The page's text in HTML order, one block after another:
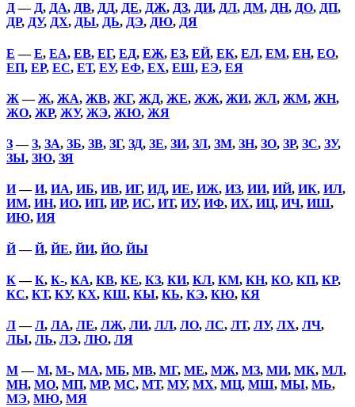
Д— Д, ДА, ДВ, ДД, ДЕ, ДЖ, ДЗ, ДИ, ДЛ, ДМ, ДН, ДО, ДП,
ДР, ДУ, ДХ, ДЫ, ДЬ, ДЭ, ДЮ, ДЯ
Е —Е, ЕА, ЕВ, ЕГ, ЕД, ЕЖ, ЕЗ, ЕЙ, ЕК, ЕЛ, ЕМ, ЕН, ЕО,
ЕП, ЕР, ЕС, ЕТ, ЕУ, ЕФ, ЕХ, ЕШ, ЕЭ, ЕЯ
Ж —Ж, ЖА, ЖВ, ЖГ, ЖД, ЖЕ, ЖЖ, ЖИ, ЖЛ, ЖМ, ЖН,
ЖО, ЖР, ЖУ, ЖЭ, ЖЮ, ЖЯ
З—З, ЗА, ЗБ, ЗВ, ЗГ, ЗД, ЗЕ, ЗИ, ЗЛ, ЗМ, ЗН, ЗО, ЗР, ЗС, ЗУ,
ЗЫ, ЗЮ, ЗЯ
И—И, ИА, ИБ, ИВ, ИГ, ИД, ИЕ, ИЖ, ИЗ, ИИ, ИЙ, ИК, ИЛ,
ИМ, ИН, ИО, ИП, ИР, ИС, ИТ, ИУ, ИФ, ИХ, ИЦ, ИЧ, ИШ,
ИЮ, ИЯ
Й—Й, ЙЕ, ЙИ, ЙО, ЙЫ
К—К, К-, КА, КВ, КЕ, КЗ, КИ, КЛ, КМ, КН, КО, КП, КР,
КС, КТ, КУ, КХ, КШ, КЫ, КЬ, КЭ, КЮ, КЯ
Л—Л, ЛА, ЛЕ, ЛЖ, ЛИ, ЛЛ, ЛО, ЛС, ЛТ, ЛУ, ЛХ, ЛЧ,
ЛЫ, ЛЬ, ЛЭ, ЛЮ, ЛЯ
М—М, М-, МА, МБ, МВ, МГ, МЕ, МЖ, МЗ, МИ, МК, МЛ,
МН, МО, МП, МР, МС, МТ, МУ, МХ, МЦ, МШ, МЫ, МЬ,
МЭ, МЮ, МЯ